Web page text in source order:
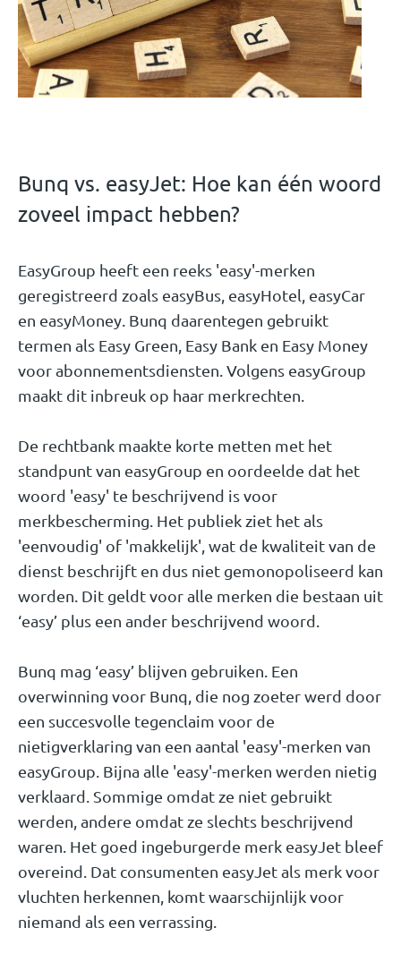
Bunq vs. easyJet: Hoe kan één woord
zoveel impact hebben?
EasyGroup heeft een reeks 'easy'-merken
geregistreerd zoals easyBus, easyHotel, easyCar
en easyMoney. Bunq daarentegen gebruikt
termen als Easy Green, Easy Bank en Easy Money
voor abonnementsdiensten. Volgens easyGroup
maakt dit inbreuk op haar merkrechten.
De rechtbank maakte korte metten met het
standpunt van easyGroup en oordeelde dat het
woord 'easy' te beschrijvend is voor
merkbescherming. Het publiek ziet het als
'eenvoudig' of 'makkelijk', wat de kwaliteit van de
dienst beschrijft en dus niet gemonopoliseerd kan
worden. Dit geldt voor alle merken die bestaan uit
‘easy’ plus een ander beschrijvend woord.
Bunq mag ‘easy’ blijven gebruiken. Een
overwinning voor Bunq, die nog zoeter werd door
een succesvolle tegenclaim voor de
nietigverklaring van een aantal 'easy'-merken van
easyGroup. Bijna alle 'easy'-merken werden nietig
verklaard. Sommige omdat ze niet gebruikt
werden, andere omdat ze slechts beschrijvend
waren. Het goed ingeburgerde merk easyJet bleef
overeind. Dat consumenten easyJet als merk voor
vluchten herkennen, komt waarschijnlijk voor
niemand als een verrassing.